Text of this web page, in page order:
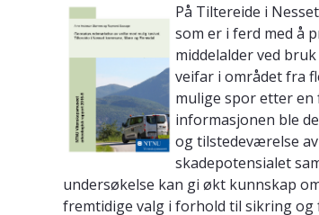
På Tiltereide i
som er i ferd med å
middelalder ved bruk
veifar i området fra
mulige spor etter en
informasjonen ble
og tilstedeværelse
skadepotensialet
undersøkelse kan gi økt kunnskap
fremtidige valg i forhold til sikring og